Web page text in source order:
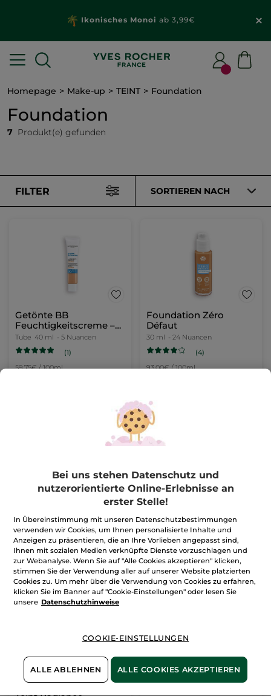
Ikonisches Monoi ab 3,99€
Homepage Make-up TEINT Foundation
Foundation
7 Produkt(e) gefunden
FILTER SORTIEREN NACH
Getönte BB
Feuchtigkeitscreme –
Medium Hell
Tube 40 ml - 5 Nuancen
(1)
59,75€ / 100ml
Foundation Zéro
Défaut
30 ml - 24 Nuancen
(4)
93,00€ / 100ml
Serum Foundation
Foundation Super Mat
Bei uns stehen Datenschutz und
nutzerorientierte Online-Erlebnisse an
erster Stelle!
In Übereinstimmung mit unseren Datenschutzbestimmungen
verwenden wir Cookies, um Ihnen personalisierte Inhalte und
Anzeigen zu präsentieren, die an Ihre Vorlieben angepasst sind,
Ihnen mit sozialen Medien verknüpfte Dienste vorzuschlagen und
zur Webanalyse. Wenn Sie auf "Alle Cookies akzeptieren" klicken,
stimmen Sie der Verwendung aller auf unserer Website platzierten
Cookies zu. Um mehr über die Verwendung von Cookies zu erfahren,
klicken Sie im Banner auf "Cookie-Einstellungen" oder lesen Sie
unsere Datenschutzhinweise
COOKIE-EINSTELLUNGEN
ALLE ABLEHNEN ALLE COOKIES AKZEPTIEREN